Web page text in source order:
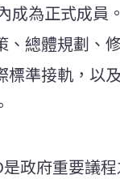
成為正式成員
、總體規劃、
標準接軌，以
是政府重要議